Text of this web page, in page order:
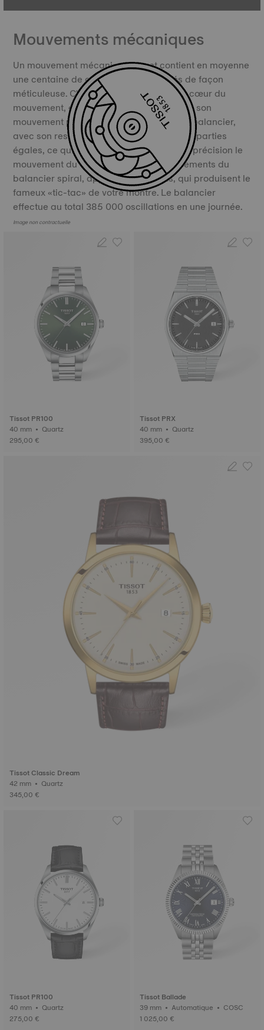
Mouvements mécaniques
Un mouvement mécanique Tissot contient en moyenne
une centaine de composants fabriqués de façon
méticuleuse. C'est le balancier, placé au cœur du
mouvement, qui garantit sa précision. Par son
mouvement permanent de va-et-vient, le balancier,
avec son ressort spiral, divise le temps en parties
égales, ce qui lui permet de réguler avec précision le
mouvement du temps. Ce sont les mouvements du
balancier spiral, appelés oscillations, qui produisent le
fameux «tic-tac» de votre montre. Le balancier
effectue au total 385 000 oscillations en une journée.
Image non contractuelle
Tissot PR100
40 mm • Quartz
295,00 €
Tissot PRX
40 mm • Quartz
395,00 €
Tissot Classic Dream
42 mm • Quartz
345,00 €
Tissot PR100
40 mm • Quartz
275,00 €
Tissot Ballade
39 mm • Automatique • COSC
1 025,00 €